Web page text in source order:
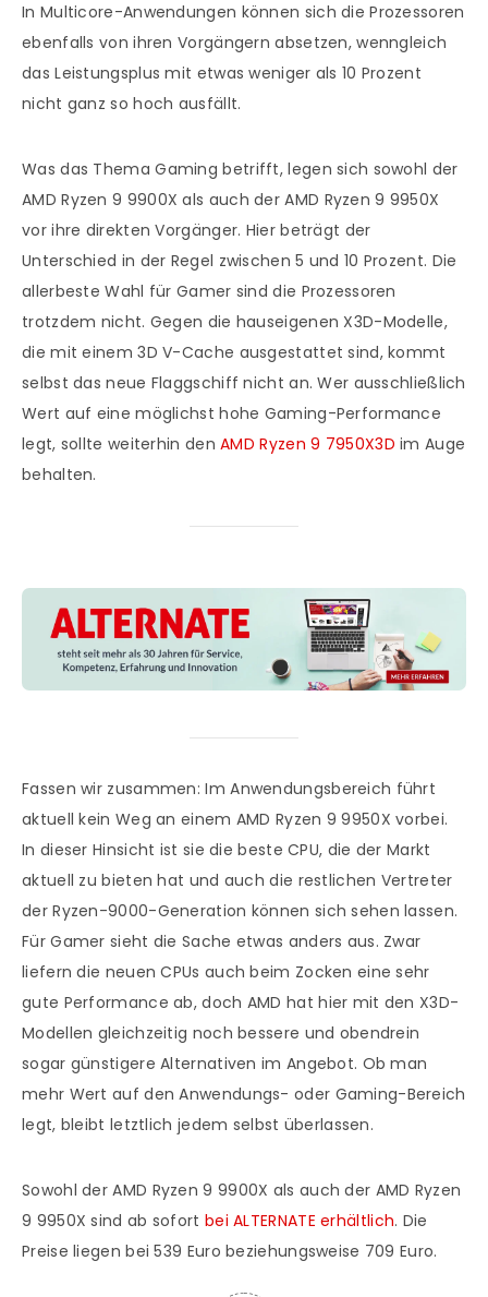
In Multicore-Anwendungen können sich die Prozessoren
ebenfalls von ihren Vorgängern absetzen, wenngleich
das Leistungsplus mit etwas weniger als 10 Prozent
nicht ganz so hoch ausfällt.
Was das Thema Gaming betrifft, legen sich sowohl der
AMD Ryzen 9 9900X als auch der AMD Ryzen 9 9950X
vor ihre direkten Vorgänger. Hier beträgt der
Unterschied in der Regel zwischen 5 und 10 Prozent. Die
allerbeste Wahl für Gamer sind die Prozessoren
trotzdem nicht. Gegen die hauseigenen X3D-Modelle,
die mit einem 3D V-Cache ausgestattet sind, kommt
selbst das neue Flaggschiff nicht an. Wer ausschließlich
Wert auf eine möglichst hohe Gaming-Performance
legt, sollte weiterhin denAMD Ryzen 9 7950X3D im Auge
behalten.
Fassen wir zusammen: Im Anwendungsbereich führt
aktuell kein Weg an einem AMD Ryzen 9 9950X vorbei.
In dieser Hinsicht ist sie die beste CPU, die der Markt
aktuell zu bieten hat und auch die restlichen Vertreter
der Ryzen-9000-Generation können sich sehen lassen.
Für Gamer sieht die Sache etwas anders aus. Zwar
liefern die neuen CPUs auch beim Zocken eine sehr
gute Performance ab, doch AMD hat hier mit den X3D-
Modellen gleichzeitig noch bessere und obendrein
sogar günstigere Alternativen im Angebot. Ob man
mehr Wert auf den Anwendungs- oder Gaming-Bereich
legt, bleibt letztlich jedem selbst überlassen.
Sowohl der AMD Ryzen 9 9900X als auch der AMD Ryzen
9 9950X sind ab sofort bei ALTERNATE erhältlich. Die
Preise liegen bei 539 Euro beziehungsweise 709 Euro.